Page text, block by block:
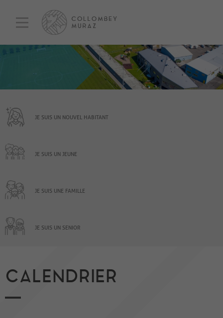
JE SUIS UN NOUVEL HABITANT
JE SUIS UN JEUNE
JE SUIS UNE FAMILLE
JE SUIS UN SENIOR
CALENDRIER